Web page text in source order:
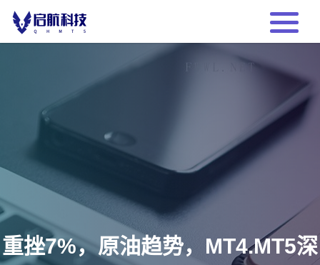
重挫7%，原油趋势，MT4.MT5深